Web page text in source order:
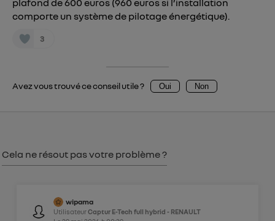
plafond de 600 euros (960 euros si l’installation
comporte un système de pilotage énergétique).
3
Avez vous trouvé ce conseil utile ? Oui Non
Cela ne résout pas votre problème ?
wipama
UtilisateurCaptur E-Tech full hybrid - RENAULT
consentement surle portail d’Utiq("
") ou via la page « gérer Utiq » en bas de ce site.
personnelles d'Utiq